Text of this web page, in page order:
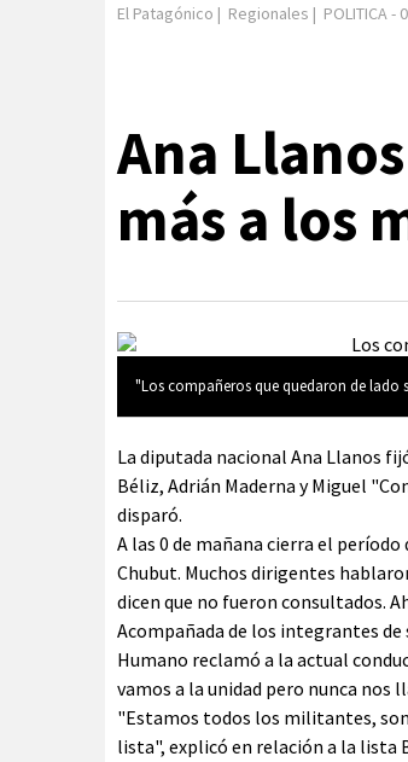
El Patagónico | Regionales | POLITICA-
Ana
más a los
"Los compañeros que quedaron de
La diputada nacional Ana Llanos
Béliz, Adrián Maderna y Miguel
disparó.
A las 0 de mañana cierra el
Chubut. Muchos dirigentes
dicen que no fueron consultados.
Acompañada de los integrantes
Humano reclamó a la actual
vamos a la unidad pero nunca
"Estamos todos los militantes,
lista", explicó en relación a la lista